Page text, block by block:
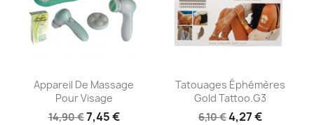
Aperçu rapide
Appareil De Massage
Pour Visage
14,90 €7,45 €
Aperçu rapide
Tatouages Éphémères
Gold Tattoo.G3
6,10 €4,27 €